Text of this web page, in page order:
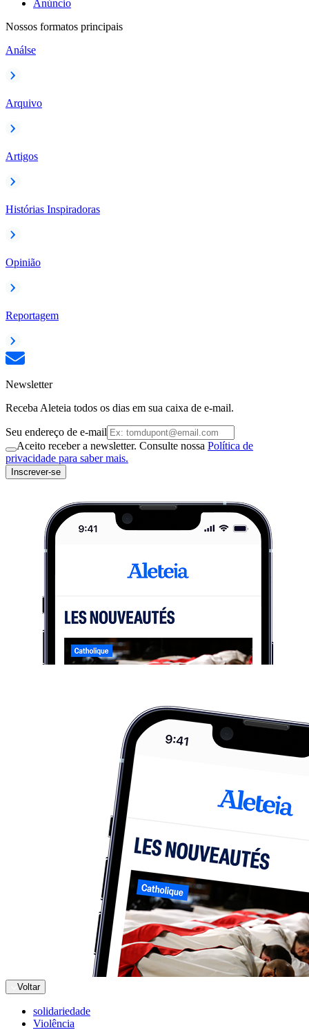
Anúncio
Nossos formatos principais
Análse
Arquivo
Artigos
Histórias Inspiradoras
Opinião
Reportagem
Newsletter
Receba Aleteia todos os dias em sua caixa de e-mail.
Seu endereço de e-mail
Aceito receber a newsletter. Consulte nossa Política de
privacidade para saber mais.
Inscrever-se
Voltar
solidariedade
Violência